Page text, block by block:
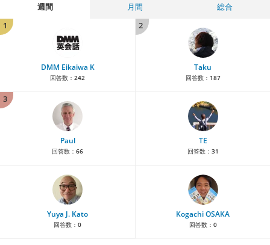
週間 月間
総合
1
DMM Eikaiwa K
回答数： 242
2
Taku
回答数： 187
3
Paul
回答数： 66
TE
回答数： 31
Yuya J. Kato
回答数： 0
Kogachi OSAKA
回答数： 0